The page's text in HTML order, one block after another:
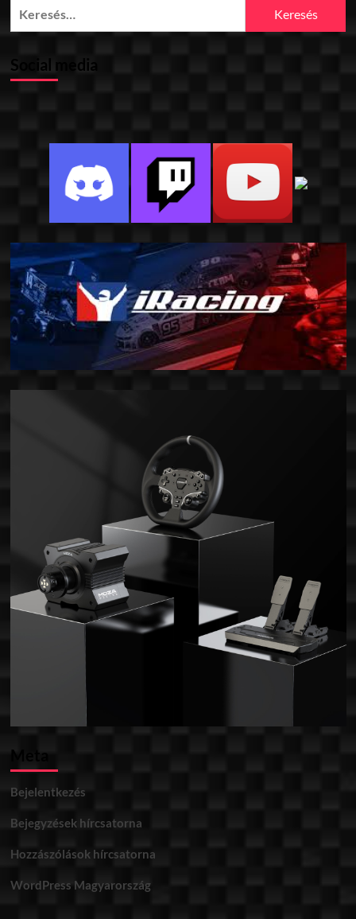
Social media
Meta
Bejelentkezés
Bejegyzések hírcsatorna
Hozzászólások hírcsatorna
WordPress Magyarország